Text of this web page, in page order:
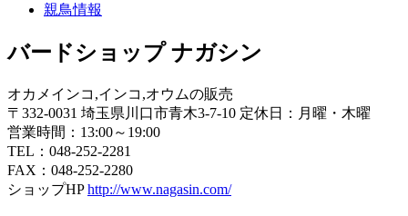
親鳥情報
バードショップ ナガシン
オカメインコ,インコ,オウムの販売
〒332-0031 埼玉県川口市青木3-7-10 定休日：月曜・木曜
営業時間：13:00～19:00
TEL：048-252-2281
FAX：048-252-2280
ショップHPhttp://www.nagasin.com/